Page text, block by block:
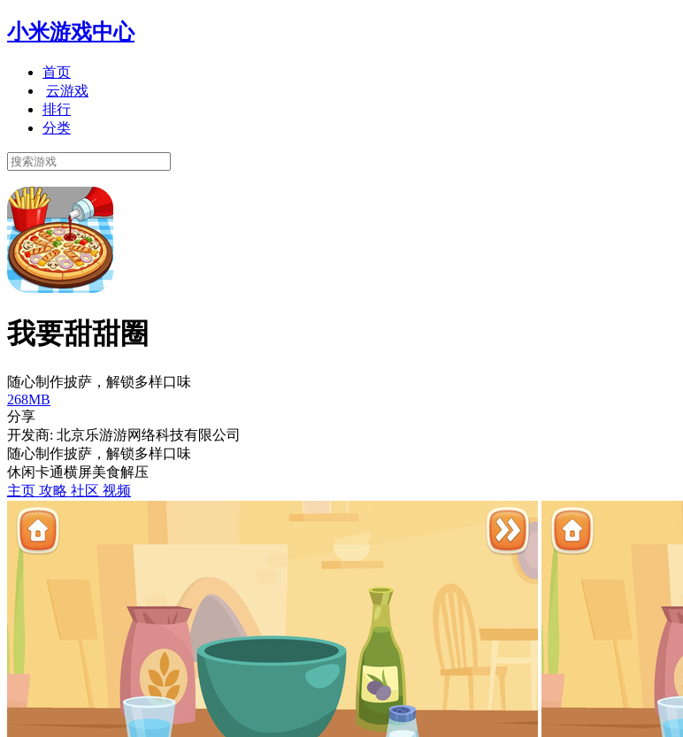
小米游戏中心
首页
云游戏
排行
分类
我要甜甜圈
随心制作披萨，解锁多样口味
268MB
分享
开发商: 北京乐游游网络科技有限公司
随心制作披萨，解锁多样口味
休闲卡通横屏美食解压
主页 攻略 社区 视频